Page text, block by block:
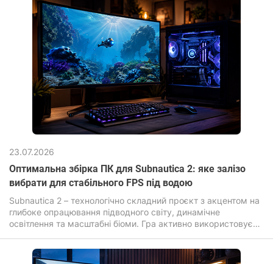
23.07.2026
Оптимальна збірка ПК для Subnautica 2: яке залізо
вибрати для стабільного FPS під водою
Subnautica 2 – технологічно складний проєкт з акцентом на
глибоке опрацювання підводного світу, динамічне
освітлення та масштабні біоми. Гра активно використовує
води, дальнє промальовування та високу щільність
об'єктів, що прямо впливає на вимоги до заліза.